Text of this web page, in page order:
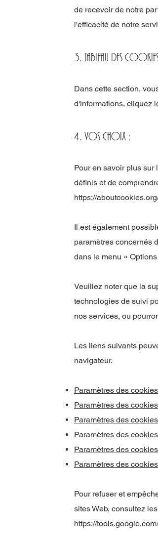
de recevoir de notre
l'efficacité de notre
3. Tableau des cookies
Dans cette section,
d'informations, cliquez ici
4. Vos choix :
Pour en savoir plus sur
définis et de
https://aboutcookies.org/
Il est également
paramètres concernés
dans le menu «
Veuillez noter que la
technologies de suivi
nos services, ou
Les liens suivants
navigateur.
Paramètres des cookies
Paramètres des
Paramètres des
Paramètres des
Paramètres des
Paramètres des
Pour refuser et
sites Web, consultez
https://